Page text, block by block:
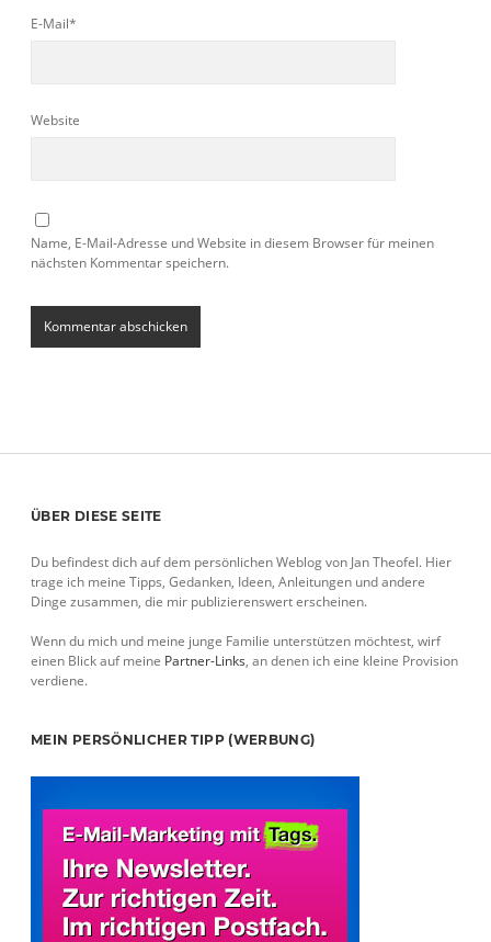
E-Mail*
Website
Name, E-Mail-Adresse und Website in diesem Browser für meinen
nächsten Kommentar speichern.
Sidebar
ÜBER DIESE SEITE
Du befindest dich auf dem persönlichen Weblog von Jan Theofel. Hier
trage ich meine Tipps, Gedanken, Ideen, Anleitungen und andere
Dinge zusammen, die mir publizierenswert erscheinen.
Wenn du mich und meine junge Familie unterstützen möchtest, wirf
einen Blick auf meine Partner-Links, an denen ich eine kleine Provision
verdiene.
MEIN PERSÖNLICHER TIPP (WERBUNG)